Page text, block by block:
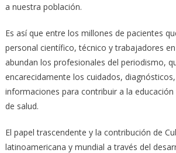
a nuestra población.
Es así que entre los millones de pacientes
personal científico, técnico y trabajadores
abundan los profesionales del periodismo,
encarecidamente los cuidados,
informaciones para contribuir a la
de salud.
El papel trascendente y la contribución de
latinoamericana y mundial a través del